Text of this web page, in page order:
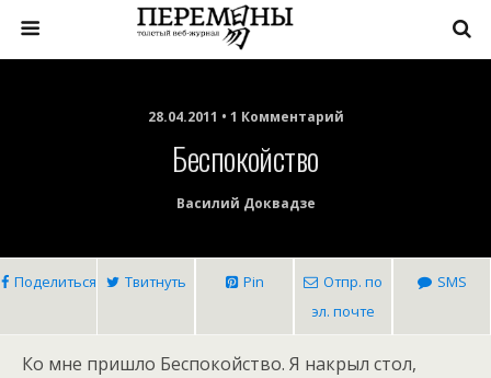
28.04.2011 • 1 Комментарий
Беспокойство
Василий Доквадзе
Поделиться Твитнуть Pin
Отпр. по
эл. почте
SMS
Ко мне пришло Беспокойство. Я накрыл стол,